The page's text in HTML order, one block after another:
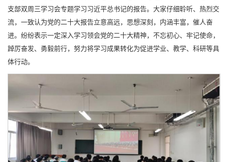
支部双周三学习会专题学习习近平总书记的报告。大家仔细聆听、热烈交
流，一致认为党的二十大报告立意高远，思想深刻，内涵丰富，催人奋
进。纷纷表示一定深入学习领会党的二十大精神，不忘初心、牢记使命，
踔厉奋发、勇毅前行，努力将学习成果转化为促进学业、教学、科研等具
体行动。